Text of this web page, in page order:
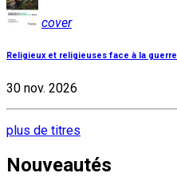
cover
Religieux et religieuses face à la guerre
30 nov. 2026
plus de titres
Nouveautés